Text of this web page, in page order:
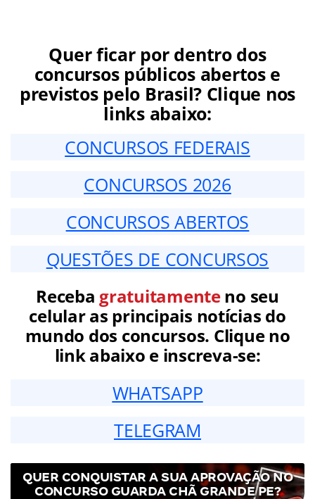
Quer ficar por dentro dos
concursos públicos abertos e
previstos pelo Brasil? Clique nos
links abaixo:
CONCURSOS FEDERAIS
CONCURSOS 2026
CONCURSOS ABERTOS
QUESTÕES DE CONCURSOS
Receba gratuitamenteno seu
celular as principais notícias do
mundo dos concursos. Clique no
link abaixo e inscreva-se:
WHATSAPP
TELEGRAM
QUER CONQUISTAR A SUA APROVAÇÃO NO
CONCURSO GUARDA CHÃ GRANDE PE?